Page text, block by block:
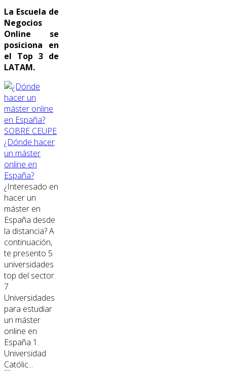
La Escuela de
Negocios
Online se
posiciona en
el Top 3 de
LATAM.
SOBRE CEUPE
¿Dónde hacer
un máster
online en
España?
¿Interesado en
hacer un
máster en
España desde
la distancia? A
continuación,
te presento 5
universidades
top del sector.
7
Universidades
para estudiar
un máster
online en
España 1.
Universidad
Católic...